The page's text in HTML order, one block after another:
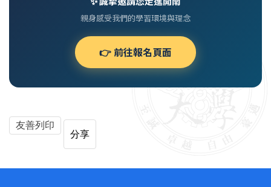
親身感受我們的學習環境與理念
👉 前往報名頁面
友善列印
分享